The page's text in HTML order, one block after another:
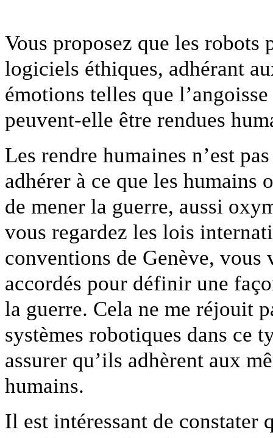
Vous proposez que les robots
logiciels éthiques, adhérant
émotions telles que
peuvent-elle être rendues
Les rendre humaines n’est
adhérer à ce que les
de mener la guerre, aussi
vous regardez les lois
conventions de Genève, vous
accordés pour définir une
la guerre. Cela ne me réjouit
systèmes robotiques dans ce
assurer qu’ils adhèrent aux
humains.
Il est intéressant de constater